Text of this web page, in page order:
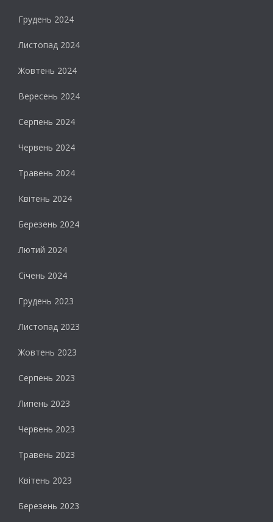
Грудень 2024
Листопад 2024
Жовтень 2024
Вересень 2024
Серпень 2024
Червень 2024
Травень 2024
Квітень 2024
Березень 2024
Лютий 2024
Січень 2024
Грудень 2023
Листопад 2023
Жовтень 2023
Серпень 2023
Липень 2023
Червень 2023
Травень 2023
Квітень 2023
Березень 2023